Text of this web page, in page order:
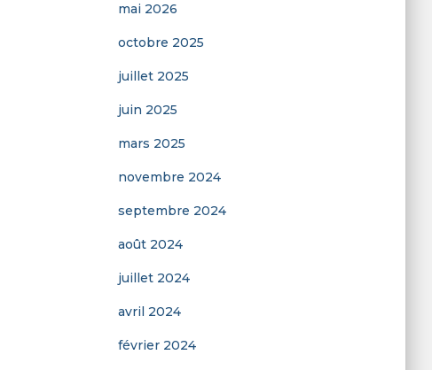
mai 2026
octobre 2025
juillet 2025
juin 2025
mars 2025
novembre 2024
septembre 2024
août 2024
juillet 2024
avril 2024
février 2024